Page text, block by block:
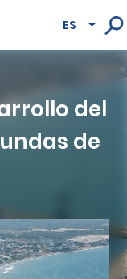
ES Lista
del
de